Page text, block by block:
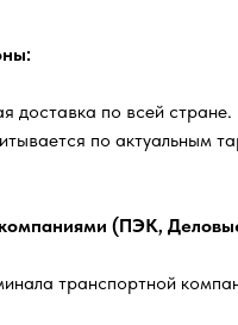
доставка по всей стране.
по актуальным
(ПЭК,
транспортной